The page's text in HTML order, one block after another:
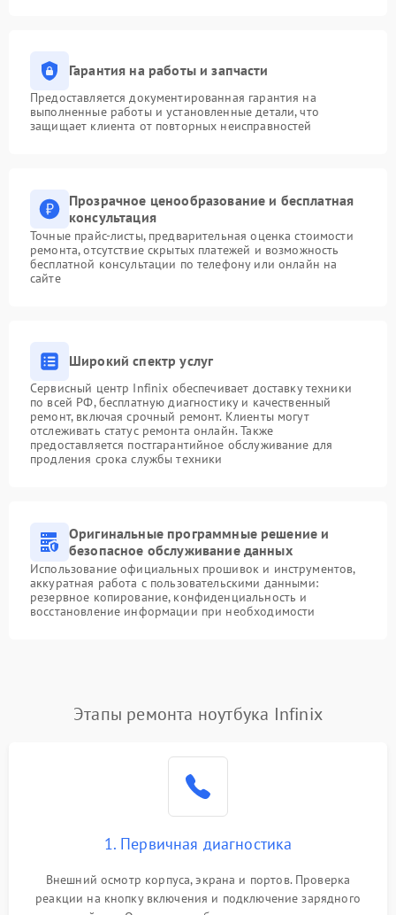
Гарантия на работы и запчасти
Предоставляется документированная гарантия на
выполненные работы и установленные детали, что
защищает клиента от повторных неисправностей
Прозрачное ценообразование и бесплатная
консультация
Точные прайс-листы, предварительная оценка стоимости
ремонта, отсутствие скрытых платежей и возможность
бесплатной консультации по телефону или онлайн на
сайте
Широкий спектр услуг
Сервисный центр Infinix обеспечивает доставку техники
по всей РФ, бесплатную диагностику и качественный
ремонт, включая срочный ремонт. Клиенты могут
отслеживать статус ремонта онлайн. Также
предоставляется постгарантийное обслуживание для
продления срока службы техники
Оригинальные программные решение и
безопасное обслуживание данных
Использование официальных прошивок и инструментов,
аккуратная работа с пользовательскими данными:
резервное копирование, конфиденциальность и
восстановление информации при необходимости
Этапы ремонта ноутбука Infinix
1. Первичная диагностика
Внешний осмотр корпуса, экрана и портов. Проверка
реакции на кнопку включения и подключение зарядного